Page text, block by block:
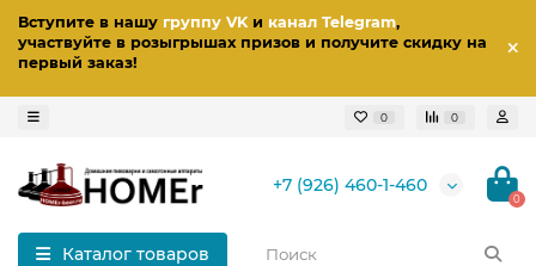
Вступите в нашу группу VKи канал Telegram,
участвуйте в розыгрышах призов и получите скидку на
первый заказ!
0 0
+7 (926) 460-1-460
0
Каталог товаров